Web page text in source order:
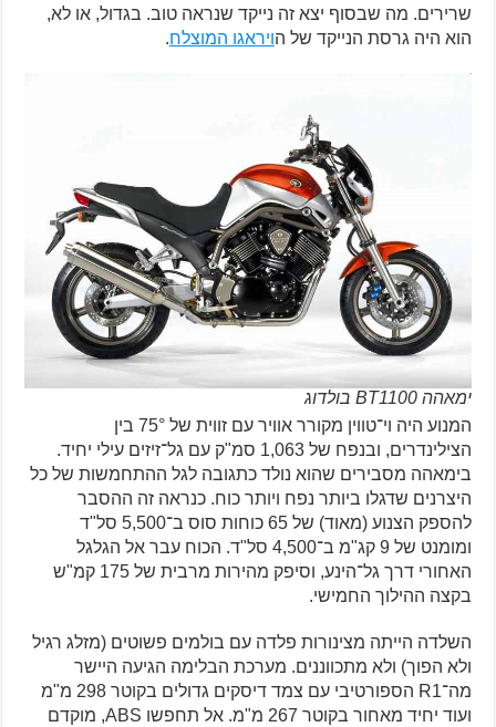
שרירים. מה שבסוף יצא זה נייקד שנראה טוב. בגדול, או לא,
הוא היה גרסת הנייקד של הויראגו המוצלח.
ימאהה BT1100 בולדוג
המנוע היה וי־טווין מקורר אוויר עם זווית של 75° בין
הצילינדרים, ובנפח של 1,063 סמ"ק עם גל־זיזים עילי יחיד.
בימאהה מסבירים שהוא נולד כתגובה לגל ההתחמשות של כל
היצרנים שדגלו ביותר נפח ויותר כוח. כנראה זה ההסבר
להספק הצנוע (מאוד) של 65 כוחות סוס ב־5,500 סל"ד
ומומנט של 9 קג"מ ב־4,500 סל"ד. הכוח עבר אל הגלגל
האחורי דרך גל־הינע, וסיפק מהירות מרבית של 175 קמ"ש
בקצה ההילוך החמישי.
השלדה הייתה מצינורות פלדה עם בולמים פשוטים (מזלג רגיל
ולא הפוך) ולא מתכווננים. מערכת הבלימה הגיעה היישר
מה־R1 הספורטיבי עם צמד דיסקים גדולים בקוטר 298 מ"מ
ועוד יחיד מאחור בקוטר 267 מ"מ. אל תחפשו ABS, מוקדם